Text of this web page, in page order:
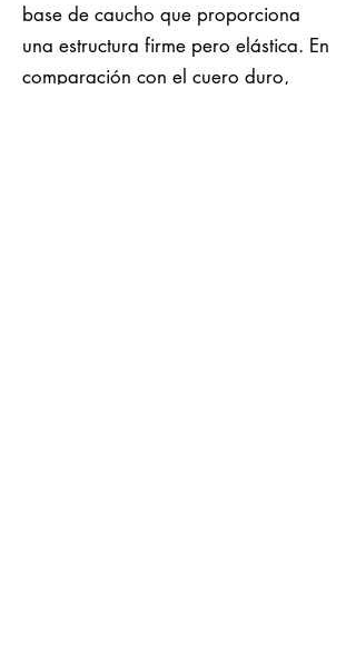
base de caucho que proporciona
una estructura firme pero elástica. En
comparación con el cuero duro,